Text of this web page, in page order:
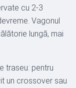
cu 2-3
Vagonul
lungă, mai
traseu: pentru
un crossover sau